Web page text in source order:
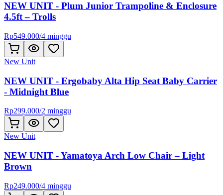
NEW UNIT - Plum Junior Trampoline & Enclosure
4.5ft – Trolls
Rp549.000/4 minggu
New Unit
NEW UNIT - Ergobaby Alta Hip Seat Baby Carrier
- Midnight Blue
Rp299.000/2 minggu
New Unit
NEW UNIT - Yamatoya Arch Low Chair – Light
Brown
Rp249.000/4 minggu